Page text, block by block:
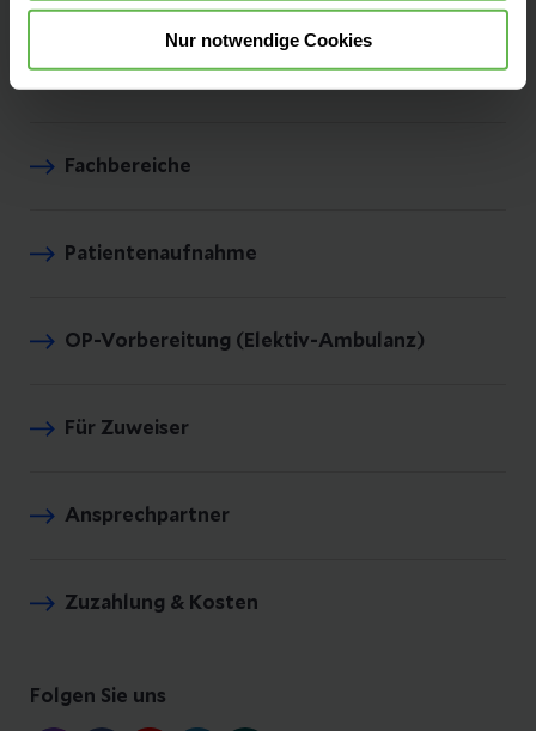
Nur notwendige Cookies
Fachbereiche
Patientenaufnahme
OP-Vorbereitung (Elektiv-Ambulanz)
Für Zuweiser
Ansprechpartner
Zuzahlung & Kosten
Folgen Sie uns